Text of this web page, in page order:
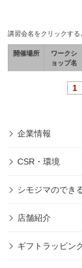
講習会名をクリックする
開催場所
ワークシ
ョップ名
1
企業情報
CSR・環境
シモジマのでき
店舗紹介
ギフトラッピン